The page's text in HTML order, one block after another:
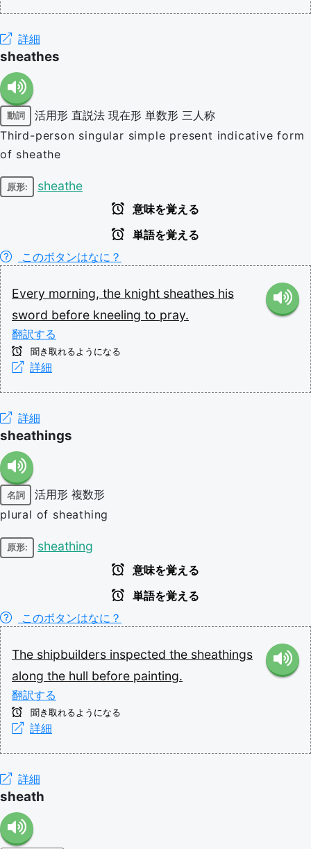
詳細
sheathes
動詞 活用形 直説法 現在形 単数形 三人称
Third-person singular simple present indicative form
of sheathe
原形: sheathe
意味を覚える
単語を覚える
このボタンはなに？
Every morning, the knight sheathes his
sword before kneeling to pray.
翻訳する
聞き取れるようになる
詳細
詳細
sheathings
名詞 活用形 複数形
plural of sheathing
原形: sheathing
意味を覚える
単語を覚える
このボタンはなに？
The shipbuilders inspected the sheathings
along the hull before painting.
翻訳する
聞き取れるようになる
詳細
詳細
sheath